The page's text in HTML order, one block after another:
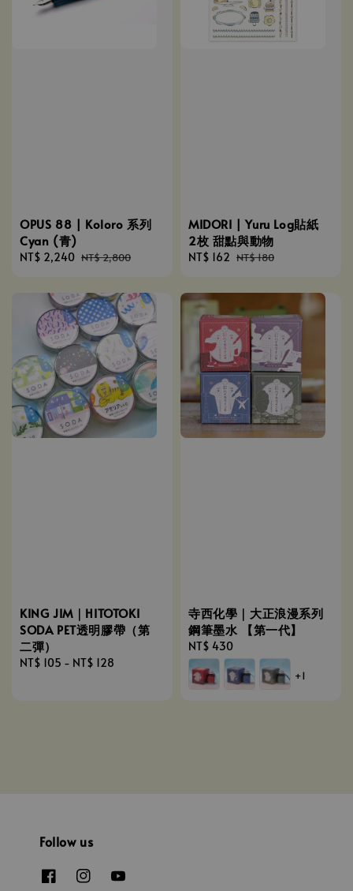
OPUS 88 | Koloro 系列
Cyan (青)
Sale
NT$ 2,240 Regular
NT$ 2,800
MIDORI | Yuru Log貼紙
2枚 甜點與動物
Sale
NT$ 162 Regular
NT$ 180
KING JIM｜HITOTOKI
SODA PET透明膠帶（第
二彈）
Regular
NT$ 105 - NT$ 128
寺西化學｜大正浪漫系列
鋼筆墨水 【第一代】
Regular
price
NT$ 430
+1
Follow us